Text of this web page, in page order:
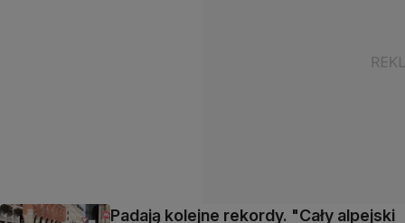
Padają kolejne rekordy. "Cały alpejski